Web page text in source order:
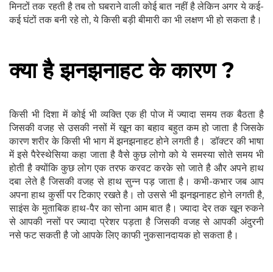
मिनटों तक रहती है तब तो घबराने वाली कोई बात नहीं है लेकिन अगर ये कई-
कई घंटों तक बनी रहे तो, ये किसी बड़ी बीमारी का भी लक्षण भी हो सकता है।
क्या है झनझनाहट के कारण ?
किसी भी दिशा में कोई भी व्यक्ति एक ही पोज में ज्यादा समय तक बैठता है
जिसकी वजह से उसकी नसों में खून का बहाव बहुत कम हो जाता है जिसके
कारण शरीर के किसी भी भाग में झनझनाहट होने लगती है। डॉक्टर की भाषा
में इसे पैरेस्थेसिया कहा जाता है वैसे कुछ लोगो को ये समस्या सोते समय भी
होती है क्योंकि कुछ लोग एक तरफ करवट करके सो जाते है और अपने हाथ
दबा लेते है जिसकी वजह से हाथ सुन्न पड़ जाता है। कभी-कभार जब आप
अपना हाथ कुर्सी पर टिकाए रखते है। तो उससे भी झनझनाहट होने लगती है,
साइंस के मुताबिक हाथ-पैर का सोना आम बात है। ज्यादा देर तक खून रुकने
से आपकी नसों पर ज्यादा प्रेशर पड़ता है जिसकी वजह से आपकी अंदुरनी
नसे फट सकती है जो आपके लिए काफी नुकसानदायक हो सकता है।